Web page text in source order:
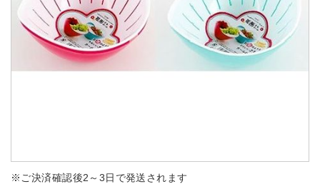
※ご決済確認後2～3日で発送されます